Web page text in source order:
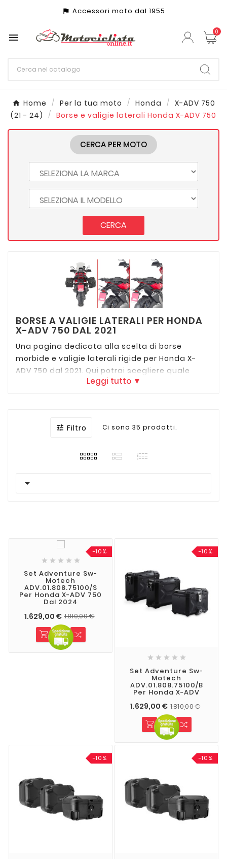
assistant_photo Accessori moto dal 1955
 0
Home Per la tua moto Honda
X-ADV 750
(21 - 24)
Borse e valigie laterali Honda X-ADV 750
CERCA PER MOTO
CERCA
BORSE A VALIGIE LATERALI PER HONDA
X-ADV 750 DAL 2021
Una pagina dedicata alla scelta di borse
morbide e valigie laterali rigide per Honda X-
ADV 750 dal 2021. Qui potrai scegliere quale
combinazione si adatta più ai tuoi gusti e alle
vedere, comparare e scegliere le tue borse
Leggi tutto ▼
 Filtro Ci sono 35 prodotti.

-10%
    
Set Adventure Sw-
Motech
ADV.01.808.75100/S
Per Honda X-ADV 750
Dal 2024
1.629,00 € 1.810,00 €
-10%
    
Set Adventure Sw-
Motech
ADV.01.808.75100/B
Per Honda X-ADV
1.629,00 € 1.810,00 €
-10% -10%